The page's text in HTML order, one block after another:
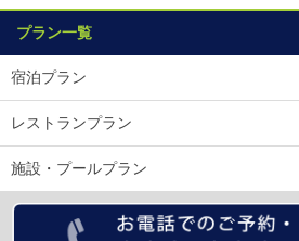
プラン一覧
宿泊プラン
レストランプラン
施設・プールプラン